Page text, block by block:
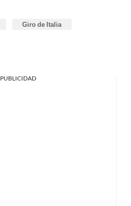
Giro de Italia
PUBLICIDAD